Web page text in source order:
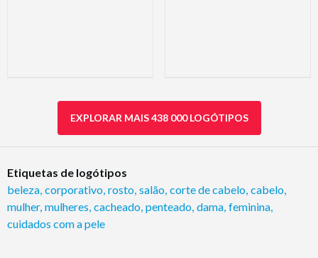
EXPLORAR MAIS 438 000 LOGÓTIPOS
Etiquetas de logótipos
beleza corporativo rosto salão corte de cabelo cabelo
mulher, mulheres cacheado penteado dama feminina
cuidados com a pele